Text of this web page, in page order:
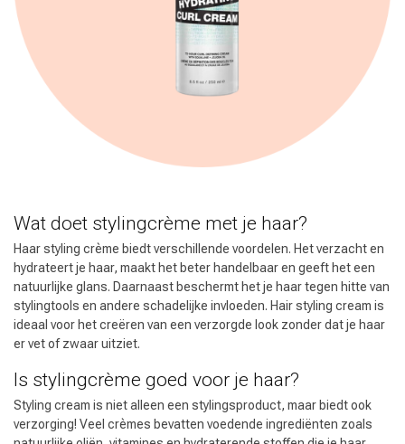
Wat doet stylingcrème met je haar?
Haar styling crème biedt verschillende voordelen. Het verzacht en
hydrateert je haar, maakt het beter handelbaar en geeft het een
natuurlijke glans. Daarnaast beschermt het je haar tegen hitte van
stylingtools en andere schadelijke invloeden. Hair styling cream is
ideaal voor het creëren van een verzorgde look zonder dat je haar
er vet of zwaar uitziet.
Is stylingcrème goed voor je haar?
Styling cream is niet alleen een stylingsproduct, maar biedt ook
verzorging! Veel crèmes bevatten voedende ingrediënten zoals